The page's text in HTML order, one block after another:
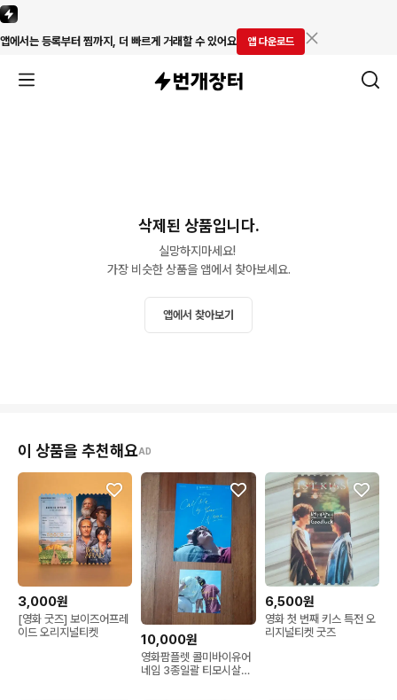
앱에서는 등록부터 찜까지, 더 빠르게 거래할 수 있어요 앱 다운로드
삭제된 상품입니다.
실망하지마세요!
가장 비슷한 상품을 앱에서 찾아보세요.
앱에서 찾아보기
이 상품을 추천해요AD
3,000원
[영화 굿즈] 보이즈어프레
이드 오리지널티켓
10,000원
영화팜플렛 콜미바이유어
네임 3종일괄 티모시살라
6,500원
영화 첫 번째 키스 특전 오
리지널티켓 굿즈